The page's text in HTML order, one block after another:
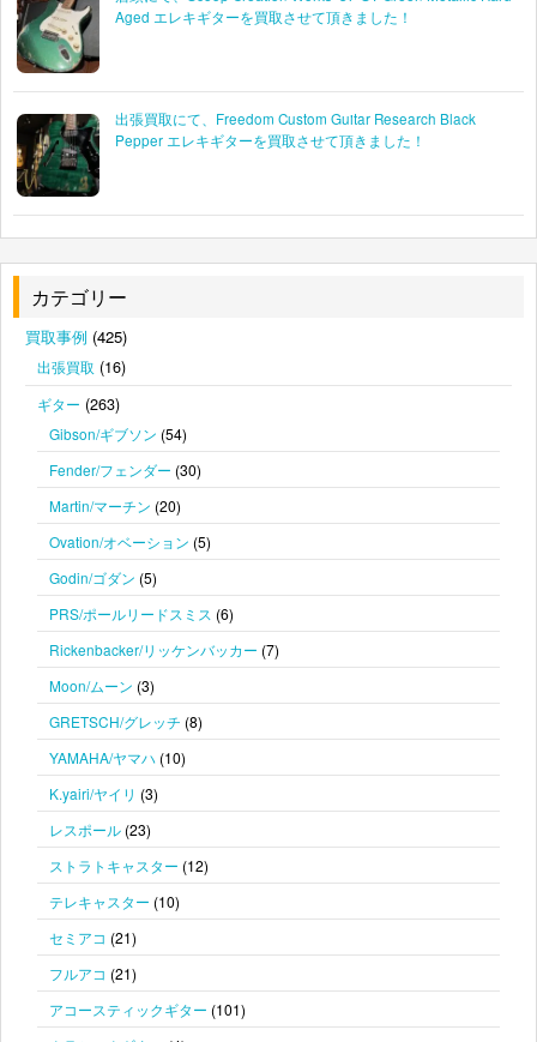
Aged エレキギターを買取させて頂きました！
出張買取にて、Freedom Custom Guitar Research Black
Pepper エレキギターを買取させて頂きました！
カテゴリー
買取事例 (425)
出張買取 (16)
ギター (263)
Gibson/ギブソン (54)
Fender/フェンダー (30)
Martin/マーチン (20)
Ovation/オベーション (5)
Godin/ゴダン (5)
PRS/ポールリードスミス (6)
Rickenbacker/リッケンバッカー (7)
Moon/ムーン (3)
GRETSCH/グレッチ (8)
YAMAHA/ヤマハ (10)
K.yairi/ヤイリ (3)
レスポール (23)
ストラトキャスター (12)
テレキャスター (10)
セミアコ (21)
フルアコ (21)
アコースティックギター (101)